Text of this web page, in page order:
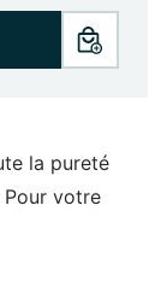
la pureté
Pour votre